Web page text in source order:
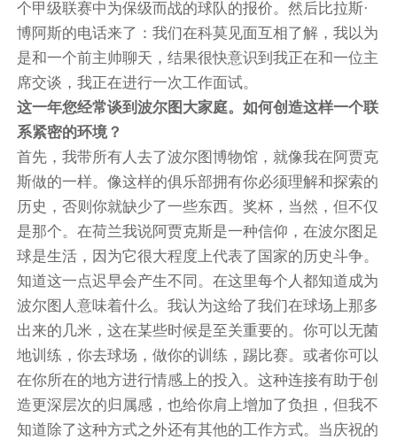
个甲级联赛中为保级而战的球队的报价。然后比拉斯·
博阿斯的电话来了：我们在科莫见面互相了解，我以为
是和一个前主帅聊天，结果很快意识到我正在和一位主
席交谈，我正在进行一次工作面试。
这一年您经常谈到波尔图大家庭。如何创造这样一个联
系紧密的环境？
首先，我带所有人去了波尔图博物馆，就像我在阿贾克
斯做的一样。像这样的俱乐部拥有你必须理解和探索的
历史，否则你就缺少了一些东西。奖杯，当然，但不仅
是那个。在荷兰我说阿贾克斯是一种信仰，在波尔图足
球是生活，因为它很大程度上代表了国家的历史斗争。
知道这一点迟早会产生不同。在这里每个人都知道成为
波尔图人意味着什么。我认为这给了我们在球场上那多
出来的几米，这在某些时候是至关重要的。你可以无菌
地训练，你去球场，做你的训练，踢比赛。或者你可以
在你所在的地方进行情感上的投入。这种连接有助于创
造更深层次的归属感，也给你肩上增加了负担，但我不
知道除了这种方式之外还有其他的工作方式。当庆祝的